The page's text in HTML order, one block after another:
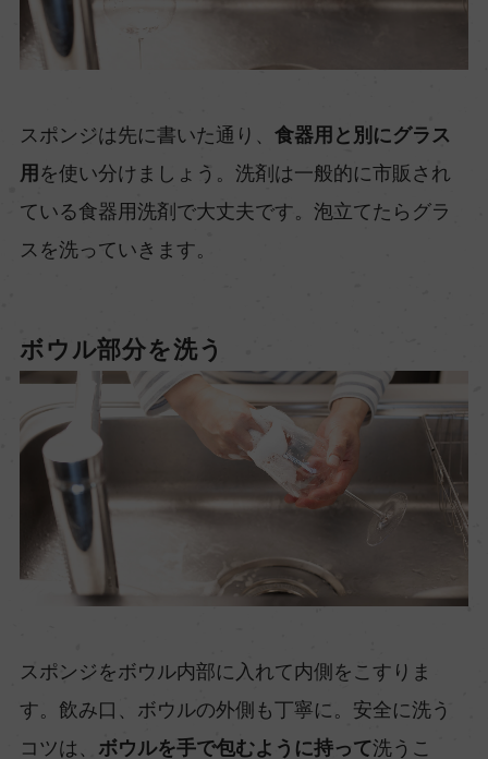
スポンジは先に書いた通り、 食器用と別にグラス
用 を使い分けましょう。洗剤は一般的に市販され
ている食器用洗剤で大丈夫です。泡立てたらグラ
スを洗っていきます。
ボウル部分を洗う
スポンジをボウル内部に入れて内側をこすりま
す。飲み口、ボウルの外側も丁寧に。安全に洗う
コツは、 ボウルを手で包むように持って洗うこ